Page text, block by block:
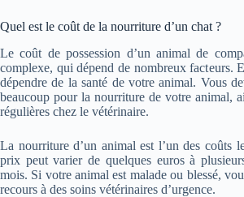
Quel est le coût de la nourriture d’un chat ?
Le coût de possession d’un animal de
complexe, qui dépend de nombreux facteurs.
dépendre de la santé de votre animal. Vous
beaucoup pour la nourriture de votre animal,
régulières chez le vétérinaire.
La nourriture d’un animal est l’un des coûts
prix peut varier de quelques euros à
mois. Si votre animal est malade ou blessé,
recours à des soins vétérinaires d’urgence.